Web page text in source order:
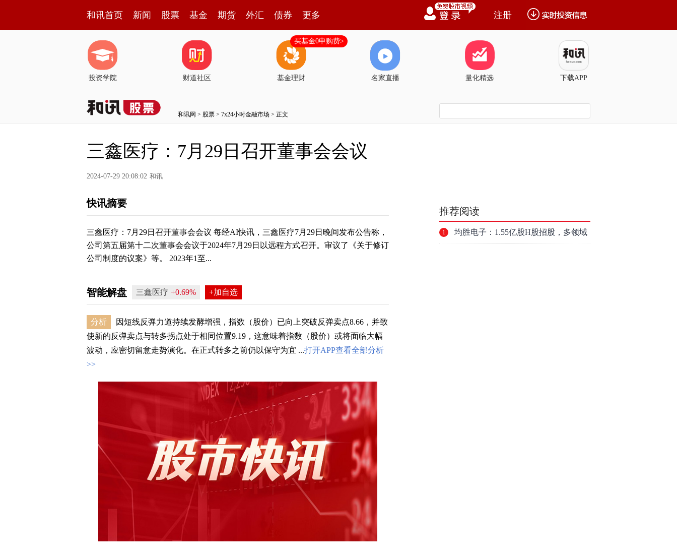
和讯首页 新闻 股票 基金 期货 外汇 债券 更多 注册
投资学院 财道社区 基金理财
买基金0申购费>
名家直播 量化精选 下载APP
和讯网 > 股票 > 7x24小时金融市场 > 正文
三鑫医疗：7月29日召开董事会会议
2024-07-29 20:08:02 和讯
快讯摘要
三鑫医疗：7月29日召开董事会会议 每经AI快讯，三鑫医疗7月29日晚间发布公告称，
公司第五届第十二次董事会会议于2024年7月29日以远程方式召开。审议了《关于修订
公司制度的议案》等。 2023年1至...
智能解盘 三鑫医疗 +0.69% +加自选
分析
因短线反弹力道持续发酵增强，指数（股价）已向上突破反弹卖点8.66，并致
使新的反弹卖点与转多拐点处于相同位置9.19，这意味着指数（股价）或将面临大幅
波动，应密切留意走势演化。在正式转多之前仍以保守为宜 ...打开APP查看全部分析
>>
推荐阅读
1 均胜电子：1.55亿股H股招股，多领域